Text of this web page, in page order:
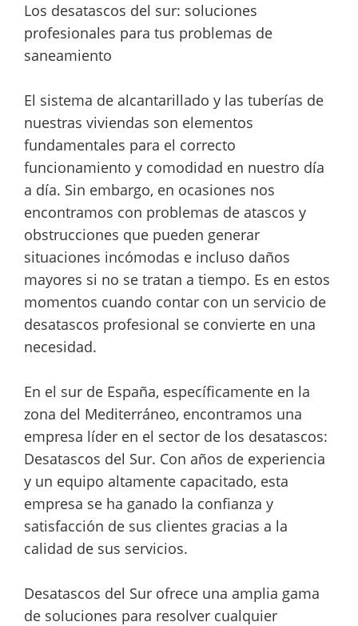
Los desatascos del sur: soluciones
profesionales para tus problemas de
saneamiento
El sistema de alcantarillado y las tuberías de
nuestras viviendas son elementos
fundamentales para el correcto
funcionamiento y comodidad en nuestro día
a día. Sin embargo, en ocasiones nos
encontramos con problemas de atascos y
obstrucciones que pueden generar
situaciones incómodas e incluso daños
mayores si no se tratan a tiempo. Es en estos
momentos cuando contar con un servicio de
desatascos profesional se convierte en una
necesidad.
En el sur de España, específicamente en la
zona del Mediterráneo, encontramos una
empresa líder en el sector de los desatascos:
Desatascos del Sur. Con años de experiencia
y un equipo altamente capacitado, esta
empresa se ha ganado la confianza y
satisfacción de sus clientes gracias a la
calidad de sus servicios.
Desatascos del Sur ofrece una amplia gama
de soluciones para resolver cualquier